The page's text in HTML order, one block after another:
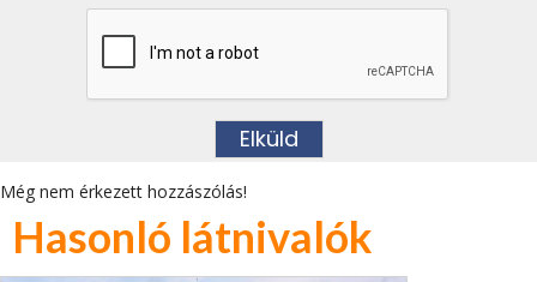
Még nem érkezett hozzászólás!
Hasonló látnivalók